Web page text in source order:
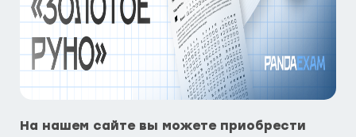
На нашем сайте вы можете приобрести